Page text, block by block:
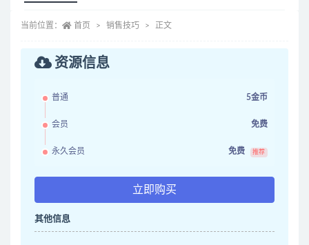
当前位置： 首页 销售技巧 正文
资源信息
普通 5金币
会员 免费
永久会员 免费 推荐
立即购买
其他信息